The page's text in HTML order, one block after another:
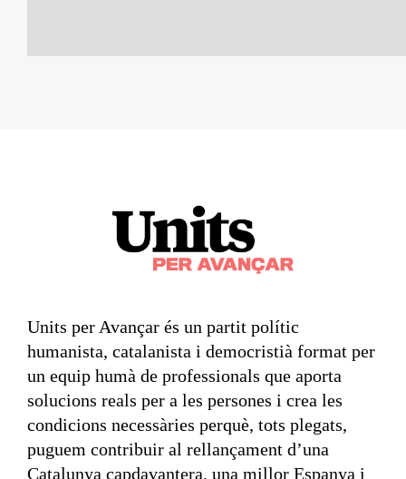
Units per Avançar és un partit polític
humanista, catalanista i democristià format per
un equip humà de professionals que aporta
solucions reals per a les persones i crea les
condicions necessàries perquè, tots plegats,
puguem contribuir al rellançament d’una
Catalunya capdavantera, una millor Espanya i